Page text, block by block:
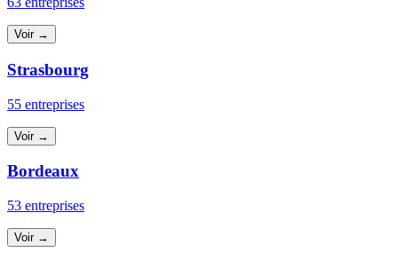
Voir →
Strasbourg
55 entreprises
Voir →
Bordeaux
53 entreprises
Voir →